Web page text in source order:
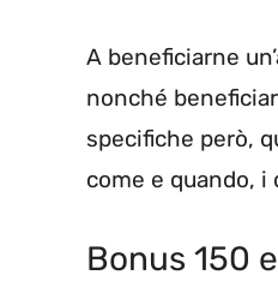
A beneficiarne
nonché
specifiche però,
come e quando,
Bonus 150